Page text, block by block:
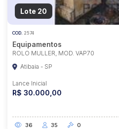
Lote 20
COD. 2574
Equipamentos
ROLO MULLER, MOD. VAP70
Atibaia - SP
Lance Inicial
R$ 30.000,00
36 35 0